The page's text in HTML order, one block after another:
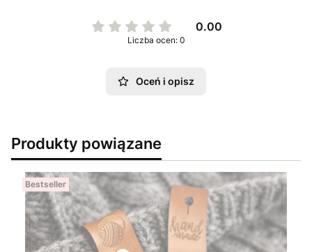
0.00
Liczba ocen: 0
Oceń i opisz
Produkty powiązane
Bestseller